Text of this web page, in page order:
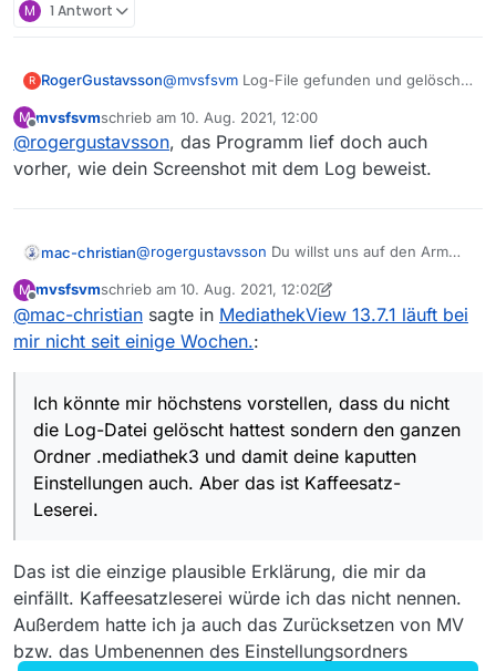
M 1 Antwort
R RogerGustavsson@mvsfsvm Log-File gefunden und gelöscht.
M mvsfsvmschrieb am 10. Aug. 2021, 12:00
zuletzt editiert von
@rogergustavsson, das Programm lief doch auch
vorher, wie dein Screenshot mit dem Log beweist.
mac-christian@rogergustavsson Du willst uns auf den Arm
dessen, was das Programm gemacht hat und
welche Fehler allenfalls aufgetreten sind. Klar
kannst du die löschen, aber
Problem nicht behoben.
In der Antike wurde auch manchmal der
Überbringer einer schlechten Nachrichtgeköpft
oder sonstwie umgebracht.
Ich könnte mir höchstens vorstellen, dass du
nicht die Log-Datei gelöscht hattest sondern den
kaputten Einstellungen auch.
M mvsfsvmschrieb am 10. Aug. 2021, 12:02
zuletzt editiert von mvsfsvm8. Okt. 2021, 14:04
@mac-christian sagte in MediathekView 13.7.1 läuft bei
mir nicht seit einige Wochen.:
Ich könnte mir höchstens vorstellen, dass du nicht
die Log-Datei gelöscht hattest sondern den ganzen
Ordner .mediathek3 und damit deine kaputten
Einstellungen auch. Aber das ist Kaffeesatz-
Leserei.
Das ist die einzige plausible Erklärung, die mir da
einfällt. Kaffeesatzleserei würde ich das nicht nennen.
Außerdem hatte ich ja auch das Zurücksetzen von MV
bzw. das Umbenennen des Einstellungsordners